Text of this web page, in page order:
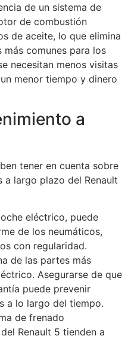
de un sistema de
de combustión
de aceite, lo que elimina
comunes para los
necesitan menos visitas
menor tiempo y dinero
a
tener en cuenta sobre
largo plazo del Renault
eléctrico, puede
de los neumáticos,
con regularidad.
de las partes más
Asegurarse de que
puede prevenir
a lo largo del tiempo.
de frenado
Renault 5 tienden a